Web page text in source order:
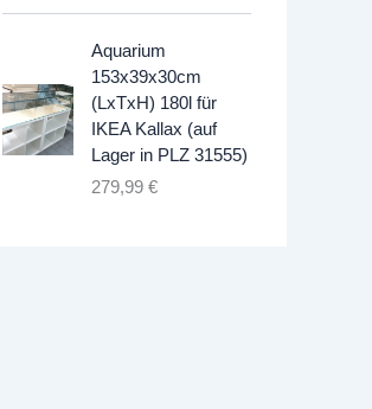
Aquarium
153x39x30cm
(LxTxH) 180l für
IKEA Kallax (auf
Lager in PLZ 31555)
279,99 €